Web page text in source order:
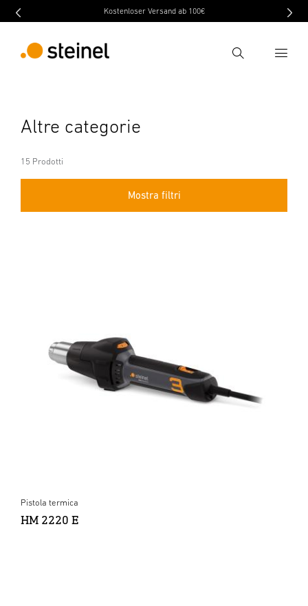
Kostenloser Versand ab 100€
Ricerca
Ricerca
Altre categorie
15 Prodotti
Mostra filtri
Pistola termica
HM 2220 E